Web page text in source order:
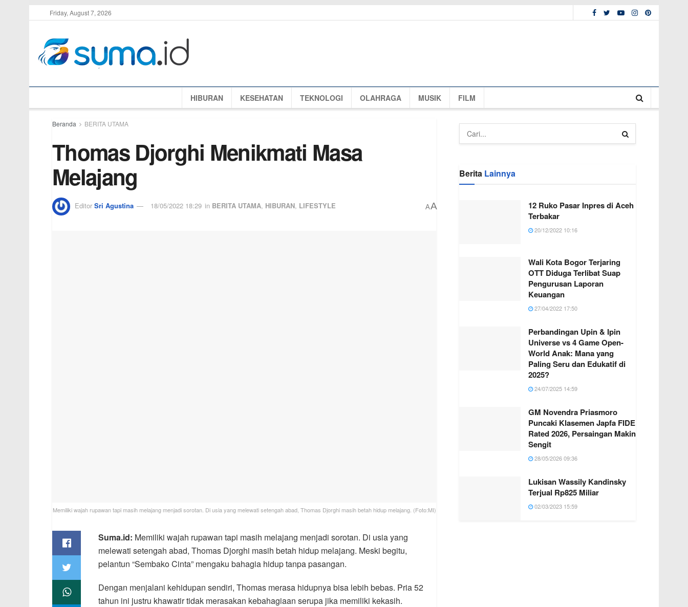
Friday, August 7, 2026
HIBURAN KESEHATAN TEKNOLOGI OLAHRAGA MUSIK FILM
Beranda BERITA UTAMA
Thomas Djorghi Menikmati Masa
Melajang
Editor Sri Agustina 18/05/2022 18:29 in BERITA UTAMA, HIBURAN, LIFESTYLE AA
Memiliki wajah rupawan tapi masih melajang menjadi sorotan. Di usia yang melewati setengah abad, Thomas Djorghi masih betah hidup melajang. (Foto:MI)
Suma.id: Memiliki wajah rupawan tapi masih melajang menjadi sorotan. Di usia yang
melewati setengah abad, Thomas Djorghi masih betah hidup melajang. Meski begitu,
pelantun “Sembako Cinta” mengaku bahagia hidup tanpa pasangan.
Dengan menjalani kehidupan sendiri, Thomas merasa hidupnya bisa lebih bebas. Pria 52
tahun ini justru khawatir tidak merasakan kebahagiaan serupa jika memiliki kekasih.
Berita Lainnya
12 Ruko Pasar Inpres di Aceh
Terbakar
20/12/2022 10:16
Wali Kota Bogor Terjaring
OTT Diduga Terlibat Suap
Pengurusan Laporan
Keuangan
27/04/2022 17:50
Perbandingan Upin & Ipin
Universe vs 4 Game Open-
World Anak: Mana yang
Paling Seru dan Edukatif di
2025?
24/07/2025 14:59
GM Novendra Priasmoro
Puncaki Klasemen Japfa FIDE
Rated 2026, Persaingan Makin
Sengit
28/05/2026 09:36
Lukisan Wassily Kandinsky
Terjual Rp825 Miliar
02/03/2023 15:59